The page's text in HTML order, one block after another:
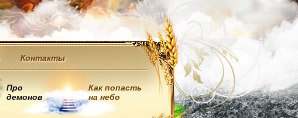
Контакты
Про
демонов
Как попасть
на небо